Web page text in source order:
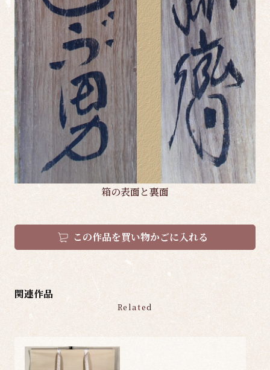
箱の表面と裏面
この作品を買い物かごに入れる
関連作品
Related